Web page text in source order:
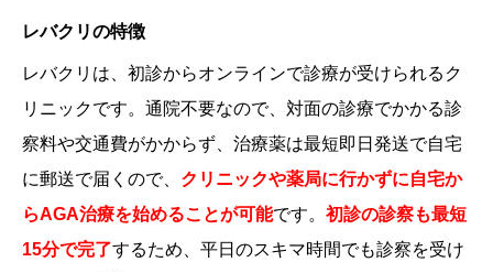
レバクリの特徴
レバクリは、初診からオンラインで診療が受けられるク
リニックです。通院不要なので、対面の診療でかかる診
察料や交通費がかからず、治療薬は最短即日発送で自宅
に郵送で届くので、 クリニックや薬局に行かずに自宅か
らAGA治療を始めることが可能です。 初診の診察も最短
15分で完了するため、平日のスキマ時間でも診察を受け